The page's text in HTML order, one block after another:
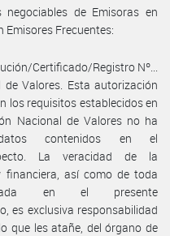
de Emisoras en
Emisores Frecuentes:
Certificado/Registro Nº...
Valores. Esta autorización
los requisitos establecidos en
Nacional de Valores no ha
contenidos en el
La veracidad de la
financiera, así como de toda
en el presente
es exclusiva responsabilidad
que les atañe, del órgano de